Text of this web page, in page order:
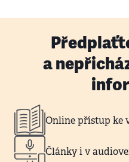
a
Online přístup ke
Články i v